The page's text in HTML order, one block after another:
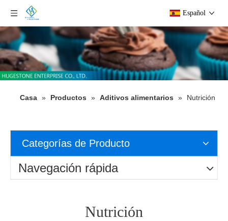
Español
Casa » Productos » Aditivos alimentarios » Nutrición
Categorías de Producto
Navegación rápida
Nutrición